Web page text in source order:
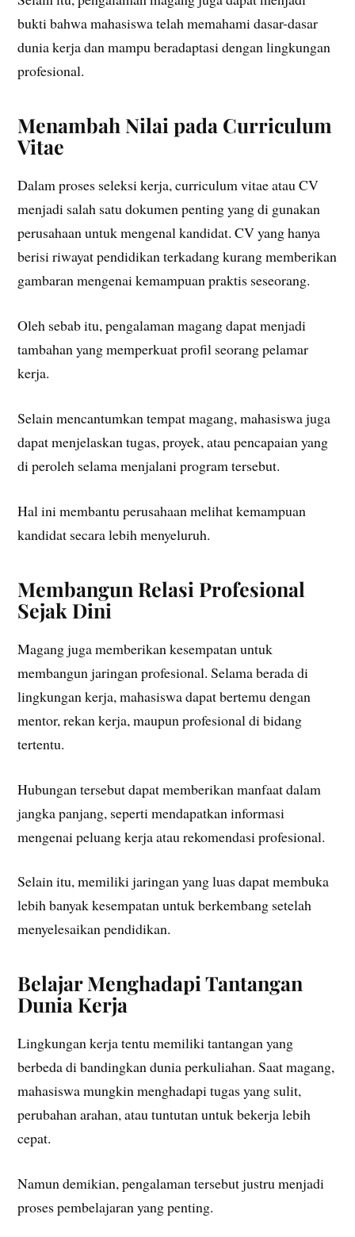
bukti bahwa mahasiswa telah memahami dasar-dasar
dunia kerja dan mampu beradaptasi dengan lingkungan
profesional.
Menambah Nilai pada Curriculum
Vitae
Dalam proses seleksi kerja, curriculum vitae atau CV
menjadi salah satu dokumen penting yang di gunakan
perusahaan untuk mengenal kandidat. CV yang hanya
berisi riwayat pendidikan terkadang kurang memberikan
gambaran mengenai kemampuan praktis seseorang.
Oleh sebab itu, pengalaman magang dapat menjadi
tambahan yang memperkuat profil seorang pelamar
kerja.
Selain mencantumkan tempat magang, mahasiswa juga
dapat menjelaskan tugas, proyek, atau pencapaian yang
di peroleh selama menjalani program tersebut.
Hal ini membantu perusahaan melihat kemampuan
kandidat secara lebih menyeluruh.
Membangun Relasi Profesional
Sejak Dini
Magang juga memberikan kesempatan untuk
membangun jaringan profesional. Selama berada di
lingkungan kerja, mahasiswa dapat bertemu dengan
mentor, rekan kerja, maupun profesional di bidang
tertentu.
Hubungan tersebut dapat memberikan manfaat dalam
jangka panjang, seperti mendapatkan informasi
mengenai peluang kerja atau rekomendasi profesional.
Selain itu, memiliki jaringan yang luas dapat membuka
lebih banyak kesempatan untuk berkembang setelah
menyelesaikan pendidikan.
Belajar Menghadapi Tantangan
Dunia Kerja
Lingkungan kerja tentu memiliki tantangan yang
berbeda di bandingkan dunia perkuliahan. Saat magang,
mahasiswa mungkin menghadapi tugas yang sulit,
perubahan arahan, atau tuntutan untuk bekerja lebih
cepat.
Namun demikian, pengalaman tersebut justru menjadi
proses pembelajaran yang penting.